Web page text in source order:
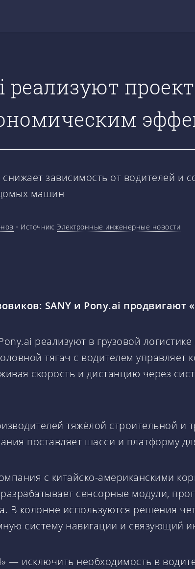
реализуют
зависимость от водителей и
машин
• Источник: Электронные инженерные новости
SANY и Pony.ai продвигают
реализуют в грузовой
тягач с водителем
скорость и дистанцию через
тяжёлой строительной и
поставляет шасси и платформу
с китайско-американскими
сенсорные модули,
В колонне используются решения
систему навигации и связующий
— исключить необходимость в